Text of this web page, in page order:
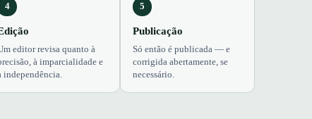
4
editor revisa quanto à
à imparcialidade e
independência.
5
Publicação
Só então é publicada — e
corrigida abertamente, se
necessário.